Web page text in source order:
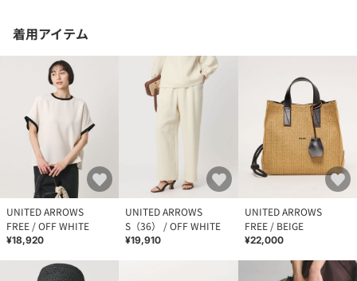
着用アイテム
UNITED ARROWS
FREE / OFF WHITE
¥18,920
UNITED ARROWS
S（36） / OFF WHITE
¥19,910
UNITED ARROWS
FREE / BEIGE
¥22,000